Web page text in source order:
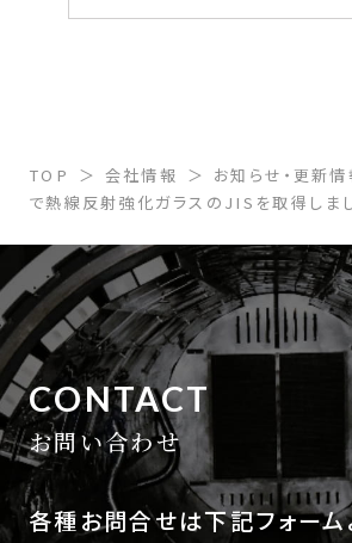
TOP 会社情報 お知らせ・更新情
で熱線反射強化ガラスのJISを取得しま
CONTACT
お問い合わせ
各種お問合せは下記フォー